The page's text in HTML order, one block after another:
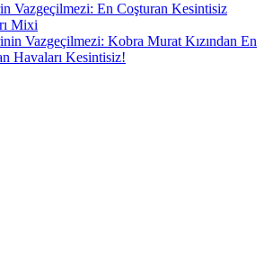
Vazgeçilmezi: En Coşturan Kesintisiz
Mixi
Vazgeçilmezi: Kobra Murat Kızından En
Havaları Kesintisiz!